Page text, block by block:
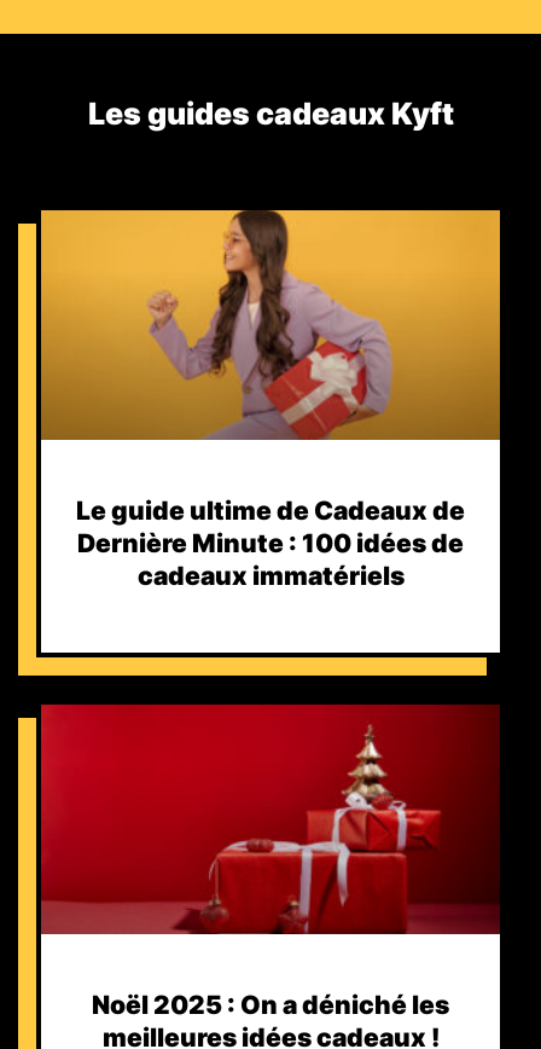
Les guides cadeaux Kyft​
Le guide ultime de Cadeaux de
Dernière Minute : 100 idées de
cadeaux immatériels
Noël 2025 : On a déniché les
meilleures idées cadeaux !